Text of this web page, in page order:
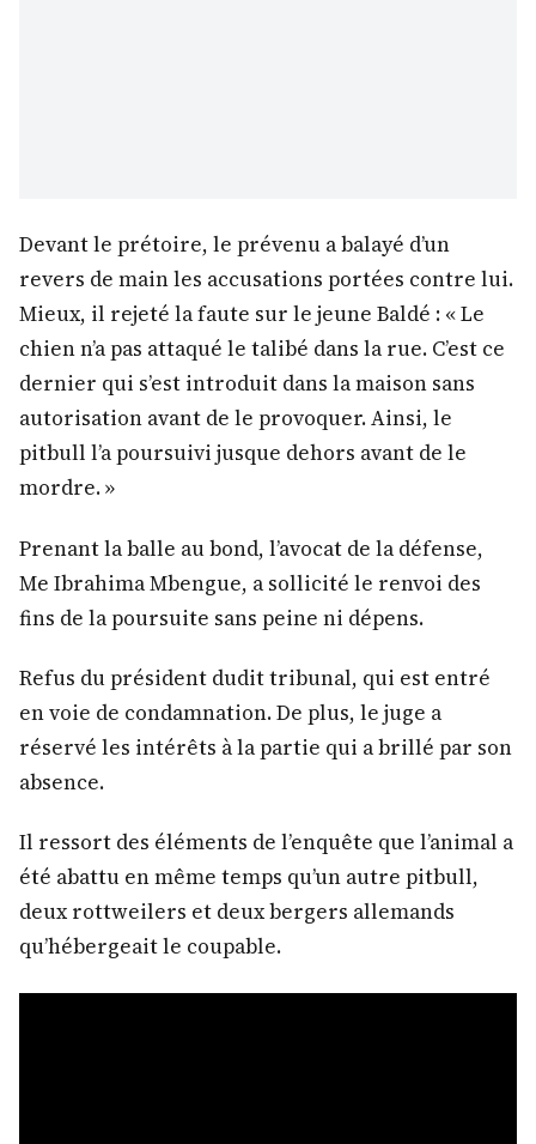
Devant le prétoire, le prévenu a balayé d’un
revers de main les accusations portées contre lui.
Mieux, il rejeté la faute sur le jeune Baldé : « Le
chien n’a pas attaqué le talibé dans la rue. C’est ce
dernier qui s’est introduit dans la maison sans
autorisation avant de le provoquer. Ainsi, le
pitbull l’a poursuivi jusque dehors avant de le
mordre. »
Prenant la balle au bond, l’avocat de la défense,
Me Ibrahima Mbengue, a sollicité le renvoi des
fins de la poursuite sans peine ni dépens.
Refus du président dudit tribunal, qui est entré
en voie de condamnation. De plus, le juge a
réservé les intérêts à la partie qui a brillé par son
absence.
Il ressort des éléments de l’enquête que l’animal a
été abattu en même temps qu’un autre pitbull,
deux rottweilers et deux bergers allemands
qu’hébergeait le coupable.